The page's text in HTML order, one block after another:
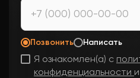
Позвонить Написать
Я ознакомлен(а) с
конфиденциальности